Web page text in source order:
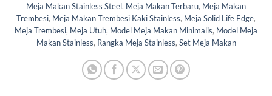
Meja Makan Stainless Steel, Meja Makan Terbaru, Meja Makan
Trembesi, Meja Makan Trembesi Kaki Stainless, Meja Solid Life Edge,
Meja Trembesi, Meja Utuh, Model Meja Makan Minimalis, Model Meja
Makan Stainless, Rangka Meja Stainless, Set Meja Makan